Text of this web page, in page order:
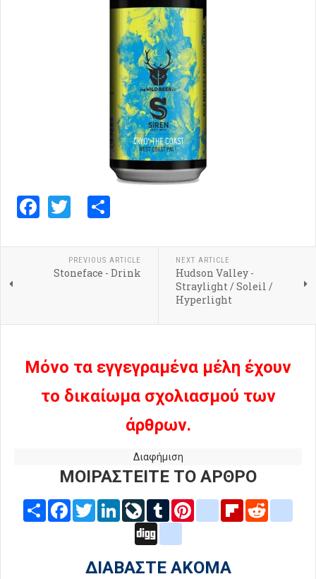
Facebook
Twitter
PREVIOUS ARTICLE
Stoneface - Drink
NEXT ARTICLE
Hudson Valley -
Straylight / Soleil /
Hyperlight
Μόνο τα εγγεγραμένα μέλη έχουν
το δικαίωμα σχολιασμού των
άρθρων.
Διαφήμιση
ΜΟΙΡΑΣΤΕΙΤΕ ΤΟ ΑΡΘΡΟ
Share FacebookTwitterLinkedInLiveJournal
Tumblr Pinterestblogger_post
Flipboard
ΔΙΑΒΑΣΤΕ ΑΚΟΜΑ